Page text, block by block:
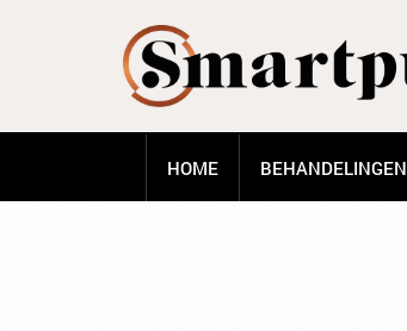
HOME BEHANDELINGEN